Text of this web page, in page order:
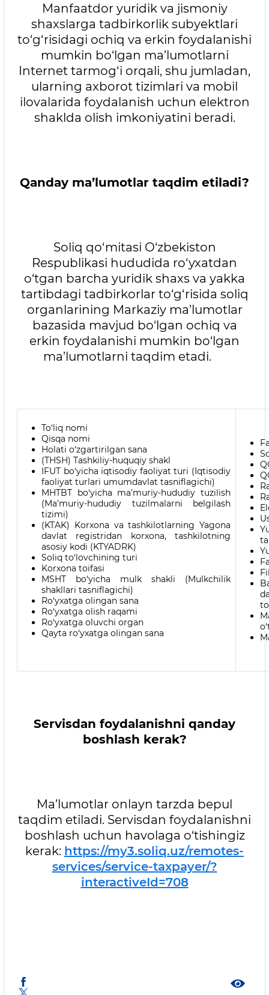
Manfaatdor yuridik va jismoniy
shaxslarga tadbirkorlik subyektlari
to‘g‘risidagi ochiq va erkin foydalanishi
mumkin bo‘lgan ma’lumotlarni
Internet tarmog‘i orqali, shu jumladan,
ularning axborot tizimlari va mobil
ilovalarida foydalanish uchun elektron
shaklda olish imkoniyatini beradi.
Qanday ma’lumotlar taqdim etiladi?
Soliq qo‘mitasi O‘zbekiston
Respublikasi hududida ro‘yxatdan
o‘tgan barcha yuridik shaxs va yakka
tartibdagi tadbirkorlar to‘g‘risida soliq
organlarining Markaziy ma’lumotlar
bazasida mavjud bo‘lgan ochiq va
erkin foydalanishi mumkin bo‘lgan
ma’lumotlarni taqdim etadi.
To‘liq nomi
Qisqa nomi
Holati o‘zgartirilgan sana
(THSH) Tashkiliy-huquqiy shakl
IFUT bo‘yicha iqtisodiy faoliyat turi (Iqtisodiy
faoliyat turlari umumdavlat tasniflagichi)
MHTBT bo‘yicha ma’muriy-hududiy tuzilish
(Ma’muriy-hududiy tuzilmalarni belgilash
tizimi)
(KTAK) Korxona va tashkilotlarning Yagona
davlat registridan korxona, tashkilotning
asosiy kodi (KTYADRK)
Soliq to‘lovchining turi
Korxona toifasi
MSHT bo‘yicha mulk shakli (Mulkchilik
shakllari tasniflagichi)
Ro‘yxatga olingan sana
Ro‘yxatga olish raqami
Ro‘yxatga oluvchi organ
Qayta ro‘yxatga olingan sana
Servisdan foydalanishni qanday
boshlash kerak?
Ma’lumotlar onlayn tarzda bepul
taqdim etiladi. Servisdan foydalanishni
boshlash uchun havolaga o‘tishingiz
kerak: https://my3.soliq.uz/remotes-
services/service-taxpayer/?
interactiveId=708